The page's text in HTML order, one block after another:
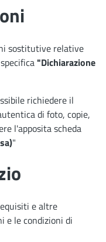
sostitutive relative
"Dichiarazione
richiedere il
di foto, copie,
l'apposita scheda
"
e altre
e le condizioni di